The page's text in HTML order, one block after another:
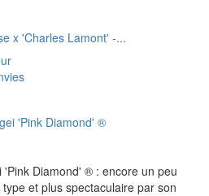
x 'Charles Lamont' -...
Diamond' ® : encore un peu
et plus spectaculaire par son